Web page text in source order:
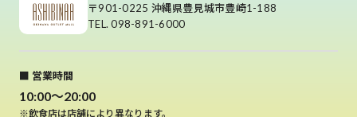
〒901-0225 沖縄県豊見城市豊崎1-188
TEL. 098-891-6000
■ 営業時間
10:00～20:00
※飲食店は店舗により異なります。